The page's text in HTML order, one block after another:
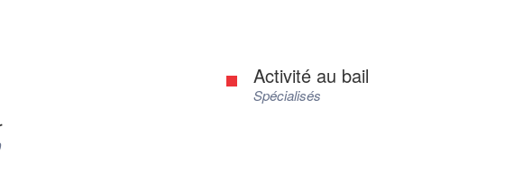
Activité au bail
Spécialisés